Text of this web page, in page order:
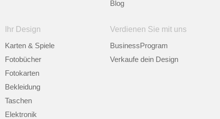
Blog
Ihr Design
Karten & Spiele
Fotobücher
Fotokarten
Bekleidung
Taschen
Elektronik
Verdienen Sie mit uns
BusinessProgram
Verkaufe dein Design